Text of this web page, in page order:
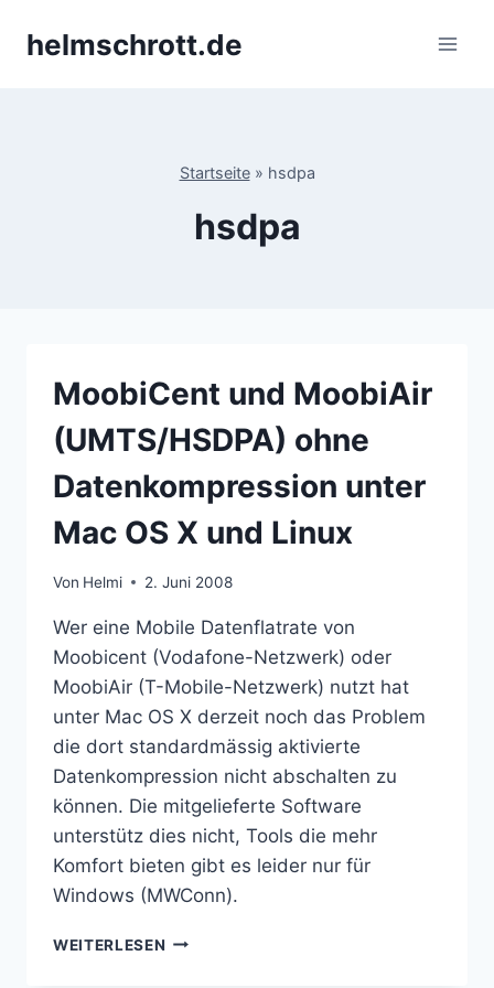
Inhalthelmschrott.de
Startseite» hsdpa
hsdpa
MoobiCent und MoobiAir
(UMTS/HSDPA) ohne
Datenkompression unter
Mac OS X und Linux
Von Helmi 2. Juni 2008
Wer eine Mobile Datenflatrate von
Moobicent (Vodafone-Netzwerk) oder
MoobiAir (T-Mobile-Netzwerk) nutzt hat
unter Mac OS X derzeit noch das Problem
die dort standardmässig aktivierte
Datenkompression nicht abschalten zu
können. Die mitgelieferte Software
unterstütz dies nicht, Tools die mehr
Komfort bieten gibt es leider nur für
Windows (MWConn).
WEITERLESEN MOOBICENT